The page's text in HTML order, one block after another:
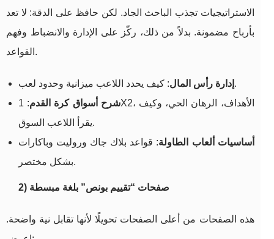
الاستراتيجيات تجذب الباحث الجاد. لكن حافظ على الدقة: لا تعد
بأرباح مضمونة. بدلاً من ذلك، ركّز على الإدارة والانضباط وفهم
القواعد.
إدارة رأس المال : كيف يحدد اللاعب ميزانية وحدود لعب.
شرح أسواق كرة القدم
: 1X2، الأهداف، الرهان الحي، وكيف
يقرأ اللاعب السوق.
أساسيات ألعاب الطاولة: قواعد بلاك جاك وروليت وباكارات
بشكل مختصر.
2) صفحات “تقييم بونص” بلغة مبسطة
هذه الصفحات من أعلى الصفحات تحويلًا لأنها تقابل نية واضحة.